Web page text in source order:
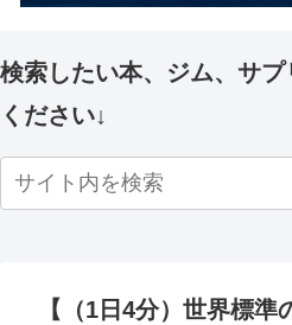
検索したい本、ジム、サ
ください↓
【（1日4分）世界標